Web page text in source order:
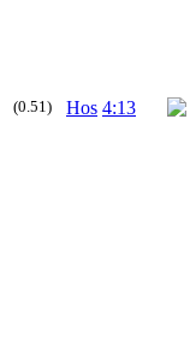
(0.51) Hos 4:13